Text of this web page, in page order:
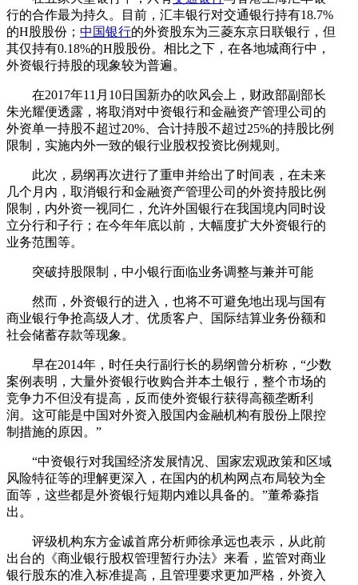
行的合作最为持久。目前，汇丰银行对交通银行持有18.7%
的H股股份； 中国银行的外资股东为三菱东京日联银行，但
其仅持有0.18%的H股股份。相比之下，在各地城商行中，
外资银行持股的现象较为普遍。
在2017年11月10日国新办的吹风会上，财政部副部长
朱光耀便透露，将取消对中资银行和金融资产管理公司的
外资单一持股不超过20%、合计持股不超过25%的持股比例
限制，实施内外一致的银行业股权投资比例规则。
此次，易纲再次进行了重申并给出了时间表，在未来
几个月内，取消银行和金融资产管理公司的外资持股比例
限制，内外资一视同仁，允许外国银行在我国境内同时设
立分行和子行；在今年年底以前，大幅度扩大外资银行的
业务范围等。
突破持股限制，中小银行面临业务调整与兼并可能
然而，外资银行的进入，也将不可避免地出现与国有
商业银行争抢高级人才、优质客户、国际结算业务份额和
社会储蓄存款等现象。
早在2014年，时任央行副行长的易纲曾分析称，“少数
案例表明，大量外资银行收购合并本土银行，整个市场的
竞争力不但没有提高，反而使外资银行获得高额垄断利
润。这可能是中国对外资入股国内金融机构有股份上限控
制措施的原因。”
“中资银行对我国经济发展情况、国家宏观政策和区域
风险特征等的理解更深入，在国内的机构网点布局较为全
面等，这些都是外资银行短期内难以具备的。”董希淼指
出。
评级机构东方金诚首席分析师徐承远也表示，从此前
出台的《商业银行股权管理暂行办法》来看，监管对商业
银行股东的准入标准提高，且管理要求更加严格，外资入